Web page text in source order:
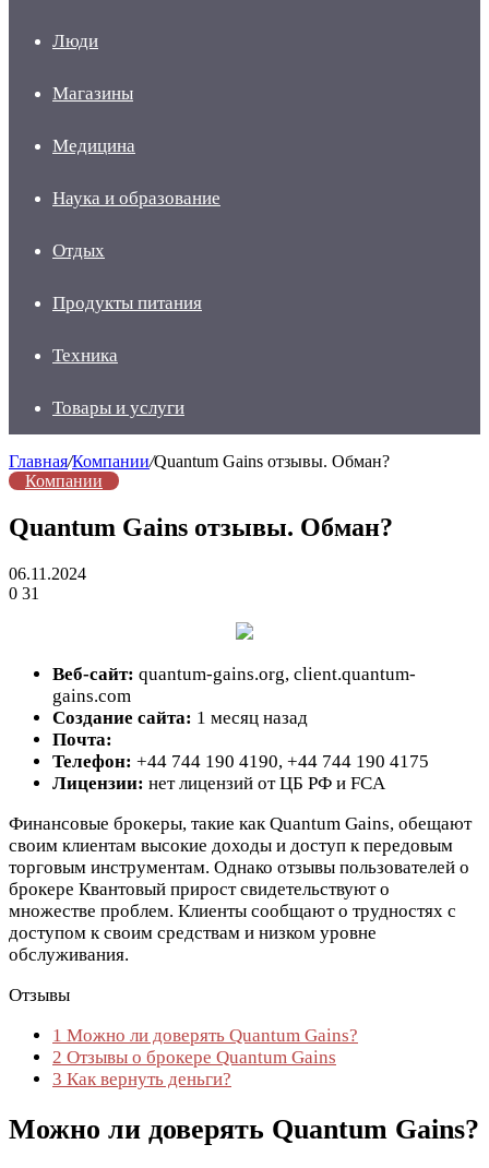
Люди
Магазины
Медицина
Наука и образование
Отдых
Продукты питания
Техника
Товары и услуги
Главная/Компании/Quantum Gains отзывы. Обман?
Компании
Quantum Gains отзывы. Обман?
06.11.2024
0 31
Веб-сайт: quantum-gains.org, client.quantum-
gains.com
Создание сайта: 1 месяц назад
Почта:
Телефон: +44 744 190 4190, +44 744 190 4175
Лицензии: нет лицензий от ЦБ РФ и FCA
Финансовые брокеры, такие как Quantum Gains, обещают
своим клиентам высокие доходы и доступ к передовым
торговым инструментам. Однако отзывы пользователей о
брокере Квантовый прирост свидетельствуют о
множестве проблем. Клиенты сообщают о трудностях с
доступом к своим средствам и низком уровне
обслуживания.
Отзывы
1 Можно ли доверять Quantum Gains?
2 Отзывы о брокере Quantum Gains
3 Как вернуть деньги?
Можно ли доверять Quantum Gains?